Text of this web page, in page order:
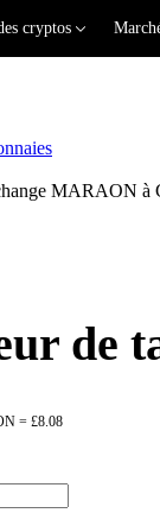
cryptos
MARAON à
de
= £8.08